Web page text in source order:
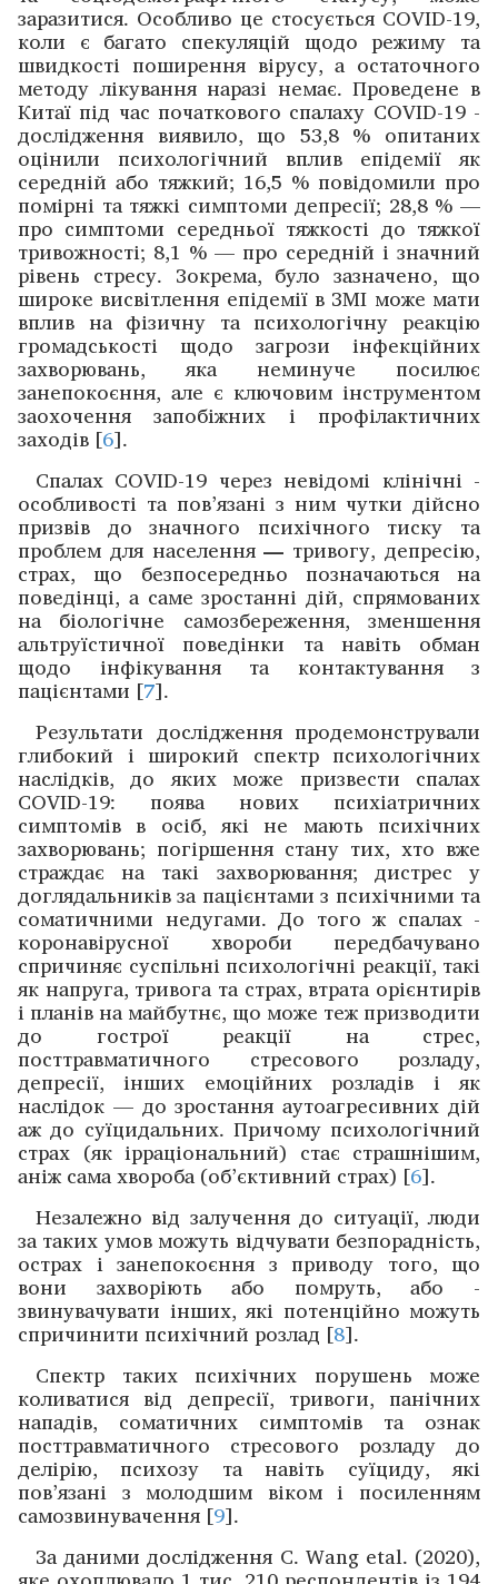
заразитися. Особ­ливо це стосується COVID-19,
коли є багато спекуляцій щодо режиму та
швидкості поширення вірусу, а остаточного
методу лікування наразі немає. Проведене в
Китаї під час початкового спалаху COVID-19 ­
дослідження виявило, що 53,8 % опитаних
оцінили психологічний вплив епідемії як
середній або тяжкий; 16,5 % ­повідомили про
помірні та тяжкі симптоми депресії; 28,8 % —
про симптоми середньої тяжкості до тяжкої
тривожності; 8,1 % — про середній і значний
рівень стресу. Зокрема, було зазначено, що
широке висвітлення епідемії в ЗМІ може мати
вплив на фізичну та психологічну реакцію
громадськості щодо загрози інфекційних
захворювань, яка неминуче посилює
занепокоєння, але є ключовим інструментом
заохочення запобіжних і профілактичних
заходів [6].
Спалах COVID-19 через невідомі клінічні ­
особливості та пов’язані з ним чутки дійсно
призвів до значного психічного тиску та
проблем для населення— тривогу, депресію,
страх, що безпосередньо позначаються на
поведінці, а саме зростанні дій, спрямованих
на біологічне самозбереження, зменшення
альтруїстичної поведінки та навіть обман
щодо інфікування та контактування з
пацієнтами [7].
Результати дослід­жен­ня ­продемонстрували
глибокий і широкий спектр психологічних
наслідків, до яких може призвести спалах
COVID-19: поява нових психіатричних
симптомів в осіб, які не мають психічних
захворювань; погіршення стану тих, хто вже
страждає на такі ­захворювання; дистрес у
доглядальників за пацієнтами з психічними та
соматичними недугами. До того ж ­спалах ­
коронавірусної хвороби передбачувано
спричиняє сус­пільні психо­логічні реакції, такі
як напруга, тривога та страх, втрата ­орієнтирів
і планів на майбутнє, що може теж призводити
до гострої реак­ції на стрес,
посттравматичного стресового розладу,
депресії, інших емоційних розладів і як
наслідок — до ­зростання аутоагресивних дій
аж до суїцидальних. Причому психологічний
страх (як ірраціо­нальний) стає страшнішим,
аніж сама хвороба (об’єктивний страх) [6].
Незалежно від залучення до ситуації, люди
за таких умов можуть відчувати безпорадність,
острах і занепо­коєння з приводу того, що
вони захворіють або помруть, або ­
звинувачувати інших, які потенційно можуть
спричинити психічний розлад [8].
Спектр таких психічних порушень може
коливатися від депресії, тривоги, панічних
нападів, соматичних симптомів та ознак
посттравматичного стресового розладу до
делірію, психозу та навіть суїциду, які
пов’язані з молод­шим віком і посиленням
самозвинувачення [9].
За даними дослід­жен­ня C. Wang etal. (2020),